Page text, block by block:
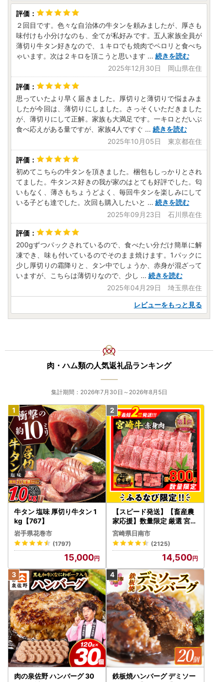
２回目です。色々な自治体の牛タンを頼みましたが、厚さも
味付けも小分けなのも、全てが私好みです。五人家族全員が
薄切り牛タン好きなので、１キロでも焼肉でペロリと食べち
ゃいます。次は２キロを頂こうと思います ... 続きを読む
2025年12月30日 岡山県在住
思っていたより早く届きました。厚切りと薄切りで悩まみま
したが今回は、薄切りにしました。さっそくいただきました
が、薄切りにして正解。家族も大満足です。一キロとだいぶ
食べ応えがある量ですが、家族4人ですぐ ... 続きを読む
2025年10月05日 東京都在住
初めてこちらの牛タンを頂きました。梱包もしっかりとされ
てました。牛タンス好きの我が家のはとても好評でした。匂
いもなく、薄さもちょうどよく、毎回牛タンを楽しみにして
いる子ども達でした。次回も購入したいと ... 続きを読む
2025年09月23日 石川県在住
200gずつパックされているので、食べたい分だけ簡単に解
凍でき、味も付いているのでそのまま焼けます。1パックに
少し厚切りの霜降りと、タン中でしょうか、赤身が混ざって
いますが、こちらは薄切りなので、少し ... 続きを読む
2025年04月29日 埼玉県在住
レビューをもっと見る
肉・ハム類の人気返礼品ランキング
集計期間：2026年7月30日～2026年8月5日
牛タン 塩味 厚切り牛タン 1
kg【767】
岩手県花巻市
(1797)
15,000
【スピード発送】【畜産農
家応援】数量限定 厳選 宮崎
牛 赤身 焼肉 計800g FN-Li
mited-PR_BDV5-26-2W
宮崎県日南市
(2125)
14,500
肉の泉佐野 ハンバーグ 30
鉄板焼ハンバーグ デミソー